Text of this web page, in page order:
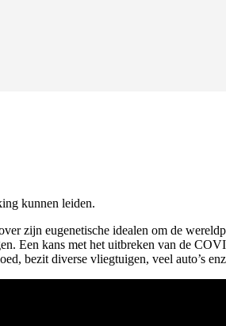
kunnen leiden.
zijn eugenetische idealen om de
Een kans met het uitbreken van de
bezit diverse vliegtuigen, veel auto’s enz